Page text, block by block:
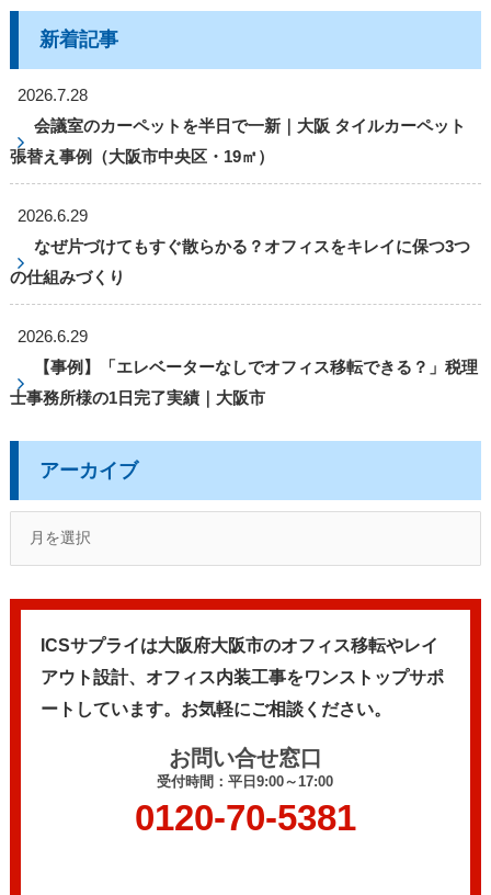
新着記事
2026.7.28
会議室のカーペットを半日で一新｜大阪 タイルカーペット
張替え事例（大阪市中央区・19㎡）
2026.6.29
なぜ片づけてもすぐ散らかる？オフィスをキレイに保つ3つ
の仕組みづくり
2026.6.29
【事例】「エレベーターなしでオフィス移転できる？」税理
士事務所様の1日完了実績｜大阪市
アーカイブ
ICSサプライは大阪府大阪市のオフィス移転やレイ
アウト設計、 オフィス内装工事をワンストップサポ
ートしています。 お気軽にご相談ください。
お問い合せ窓口
受付時間：平日9:00～17:00
0120-70-5381